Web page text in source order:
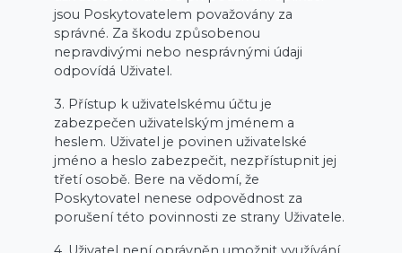
jsou Poskytovatelem považovány za
správné. Za škodu způsobenou
nepravdivými nebo nesprávnými údaji
odpovídá Uživatel.
3. Přístup k uživatelskému účtu je
zabezpečen uživatelským jménem a
heslem. Uživatel je povinen uživatelské
jméno a heslo zabezpečit, nezpřístupnit jej
třetí osobě. Bere na vědomí, že
Poskytovatel nenese odpovědnost za
porušení této povinnosti ze strany Uživatele.